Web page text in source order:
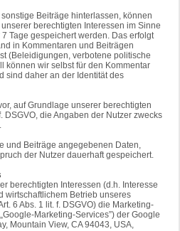
Beiträge hinterlassen, können
berechtigten Interessen im Sinne
7 Tage gespeichert werden. Das erfolgt
in Kommentaren und Beiträgen
(Beleidigungen, verbotene politische
können wir selbst für den Kommentar
sind daher an der Identität des
auf Grundlage unserer berechtigten
DSGVO, die Angaben der Nutzer zwecks
und Beiträge angegebenen Daten,
der Nutzer dauerhaft gespeichert.
berechtigten Interessen (d.h. Interesse
wirtschaftlichem Betrieb unseres
6 Abs. 1 lit. f. DSGVO) die Marketing-
Marketing-Services”) der Google
Mountain View, CA 94043, USA,